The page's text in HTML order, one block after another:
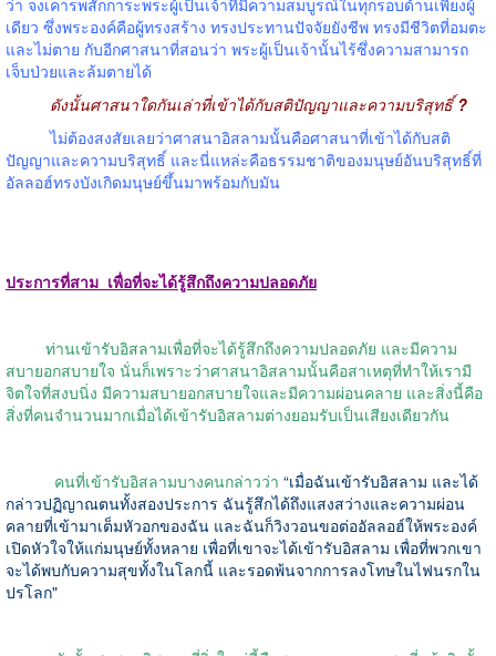
เดียว ซึ่งพระองค์คือผู้ทรงสร้าง ทรงประทานปัจจัยยังชีพ ทรงมีชีวิตที่อมตะ
และไม่ตาย กับอีกศาสนาที่สอนว่า พระผู้เป็นเจ้านั้นไร้ซึ่งความสามารถ
เจ็บป่วยและล้มตายได้
ดังนั้นศาสนาใดกันเล่าที่เข้าได้กับสติปัญญาและความบริสุทธิ์?
ไม่ต้องสงสัยเลยว่าศาสนาอิสลามนั้นคือศาสนาที่เข้าได้กับสติ
ปัญญาและความบริสุทธิ์ และนี่แหล่ะคือธรรมชาติของมนุษย์อันบริสุทธิ์ที่
อัลลอฮ์ทรงบังเกิดมนุษย์ขึ้นมาพร้อมกับมัน
ประการที่สาม เพื่อที่จะได้รู้สึกถึงความปลอดภัย
ท่านเข้ารับอิสลามเพื่อที่จะได้รู้สึกถึงความปลอดภัย และมีความ
สบายอกสบายใจ นั่นก็เพราะว่าศาสนาอิสลามนั้นคือสาเหตุที่ทำให้เรามี
จิตใจที่สงบนิ่ง มีความสบายอกสบายใจและมีความผ่อนคลาย และสิ่งนี้คือ
สิ่งที่คนจำนวนมากเมื่อได้เข้ารับอิสลามต่างยอมรับเป็นเสียงเดียวกัน
คนที่เข้ารับอิสลามบางคนกล่าวว่า “เมื่อฉันเข้ารับอิสลาม และได้
กล่าวปฏิญาณตนทั้งสองประการ ฉันรู้สึกได้ถึงแสงสว่างและความผ่อน
คลายที่เข้ามาเต็มหัวอกของฉัน และฉันก็วิงวอนขอต่ออัลลอฮ์ให้พระองค์
เปิดหัวใจให้แก่มนุษย์ทั้งหลาย เพื่อที่เขาจะได้เข้ารับอิสลาม เพื่อที่พวกเขา
จะได้พบกับความสุขทั้งในโลกนี้ และรอดพ้นจากการลงโทษในไฟนรกใน
ปรโลก"